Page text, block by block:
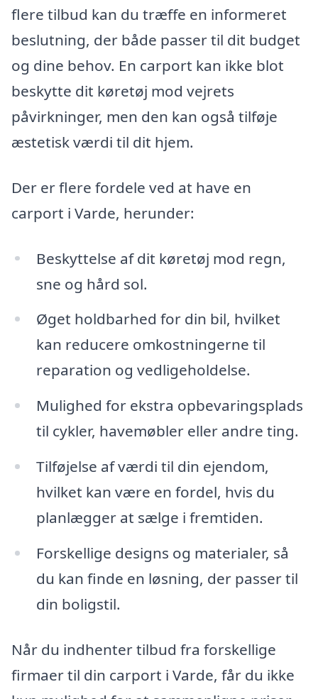
flere tilbud kan du træffe en informeret
beslutning, der både passer til dit budget
og dine behov. En carport kan ikke blot
beskytte dit køretøj mod vejrets
påvirkninger, men den kan også tilføje
æstetisk værdi til dit hjem.
Der er flere fordele ved at have en
carport i Varde, herunder:
Beskyttelse af dit køretøj mod regn,
sne og hård sol.
Øget holdbarhed for din bil, hvilket
kan reducere omkostningerne til
reparation og vedligeholdelse.
Mulighed for ekstra opbevaringsplads
til cykler, havemøbler eller andre ting.
Tilføjelse af værdi til din ejendom,
hvilket kan være en fordel, hvis du
planlægger at sælge i fremtiden.
Forskellige designs og materialer, så
du kan finde en løsning, der passer til
din boligstil.
Når du indhenter tilbud fra forskellige
firmaer til din carport i Varde, får du ikke